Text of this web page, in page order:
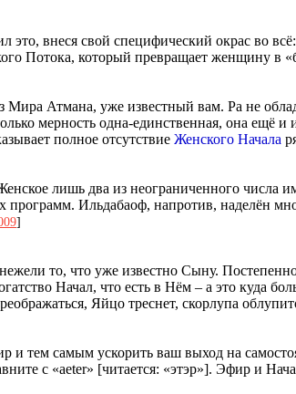
внеся свой специфический окрас во
Потока, который превращает женщину в
Атмана, уже известный вам. Ра не
мерность одна-единственная, она ещё и
полное отсутствие Женского Начала
лишь два из неограниченного числа
Ильдабаоф, напротив, наделён
]
то, что уже известно Сыну.
Начал, что есть в Нём – а это куда
Яйцо треснет, скорлупа
и тем самым ускорить ваш выход на
с «aeter» [читается: «этэр»]. Эфир и